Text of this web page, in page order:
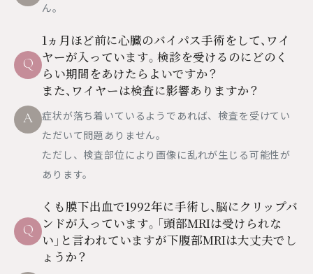
ん。
Q
1ヵ月ほど前に心臓のバイパス手術をして、ワイ
ヤーが入っています。検診を受けるのにどのく
らい期間をあけたらよいですか？
また、ワイヤーは検査に影響ありますか？
A
症状が落ち着いているようであれば、検査を受けてい
ただいて問題ありません。
ただし、検査部位により画像に乱れが生じる可能性が
あります。
Q
くも膜下出血で1992年に手術し、脳にクリップバ
ンドが入っています。「頭部MRIは受けられな
い」と言われていますが下腹部MRIは大丈夫でし
ょうか？